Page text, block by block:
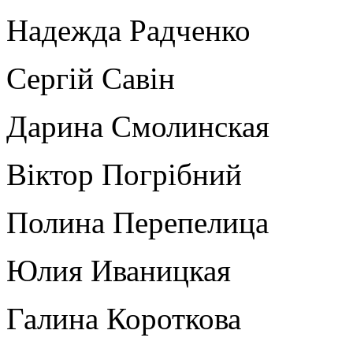
Надежда Радченко
Сергій Савін
Дарина Смолинская
Віктор Погрібний
Полина Перепелица
Юлия Иваницкая
Галина Короткова